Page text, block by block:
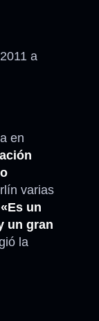
a
en
varias
«Es un
un gran
la